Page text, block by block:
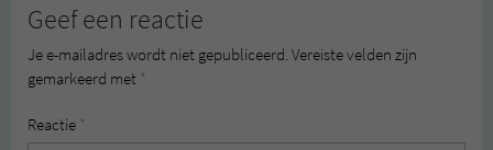
Geef een reactie
Je e-mailadres wordt niet gepubliceerd. Vereiste velden zijn
gemarkeerd met *
Reactie *